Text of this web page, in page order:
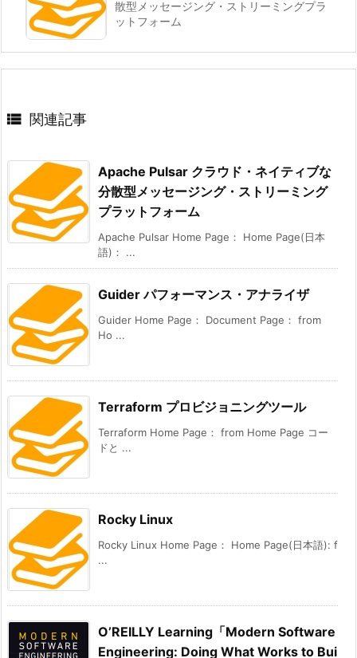
散型メッセージング・ストリーミングプラ
ットフォーム
 関連記事
Apache Pulsar クラウド・ネイティブな
分散型メッセージング・ストリーミング
プラットフォーム
Apache Pulsar Home Page： Home Page(日本
語)： ...
Guider パフォーマンス・アナライザ
Guider Home Page： Document Page： from
Ho ...
Terraform プロビジョニングツール
Terraform Home Page： from Home Page コー
ドと ...
Rocky Linux
Rocky Linux Home Page： Home Page(日本語): f
...
O’REILLY Learning「Modern Software
Engineering: Doing What Works to Bui